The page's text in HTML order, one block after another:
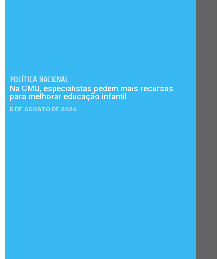
POLÍTICA NACIONAL
Na CMO, especialistas pedem mais recursos
para melhorar educação infantil
5 DE AGOSTO DE 2026